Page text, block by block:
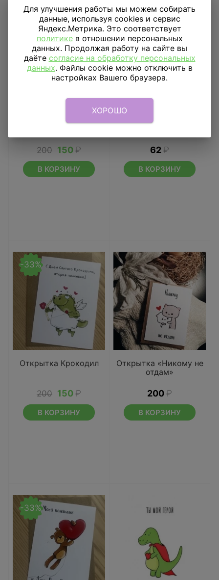
-33%
Открытка Ты мне
200 150 ₽
В КОРЗИНУ
Конфетти ассорти
62 ₽
В КОРЗИНУ
-33%
Открытка Крокодил
200 150 ₽
В КОРЗИНУ
Открытка «Никому не
отдам»
200 ₽
В КОРЗИНУ
-33%
Для улучшения работы мы можем собирать
данные, используя cookies и сервис
Яндекс.Метрика. Это соответствует
политикев отношении персональных
данных. Продолжая работу на сайте вы
даёте согласие на обработку персональных
данных. Файлы cookie можно отключить в
настройках Вашего браузера.
ХОРОШО